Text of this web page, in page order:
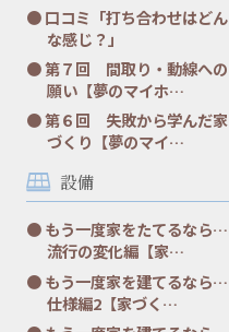
口コミ「打ち合わせはどん
な感じ？」
第７回 間取り・動線への
願い【夢のマイホ…
第６回 失敗から学んだ家
づくり【夢のマイ…
設備
もう一度家をたてるなら…
流行の変化編【家…
もう一度家を建てるなら…
仕様編2【家づく…